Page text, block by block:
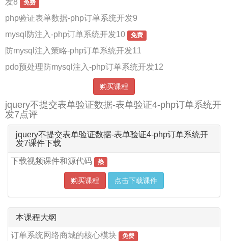
发8
免费
php验证表单数据-php订单系统开发9
mysql防注入-php订单系统开发10
免费
防mysql注入策略-php订单系统开发11
pdo预处理防mysql注入-php订单系统开发12
购买课程
jquery不提交表单验证数据-表单验证4-php订单系统开
发7点评
jquery不提交表单验证数据-表单验证4-php订单系统开
发7课件下载
下载视频课件和源代码 热
购买课程 点击下载课件
本课程大纲
订单系统网络商城的核心模块 免费